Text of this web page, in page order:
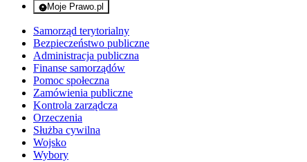
Moje Prawo.pl
- rejestracja i logowanie do serwisu
Samorząd terytorialny
Bezpieczeństwo publiczne
Administracja publiczna
Finanse samorządów
Pomoc społeczna
Zamówienia publiczne
Kontrola zarządcza
Orzeczenia
Służba cywilna
Wojsko
Wybory